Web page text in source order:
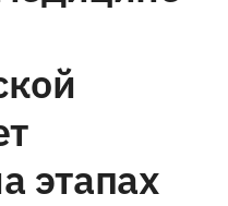
этапах